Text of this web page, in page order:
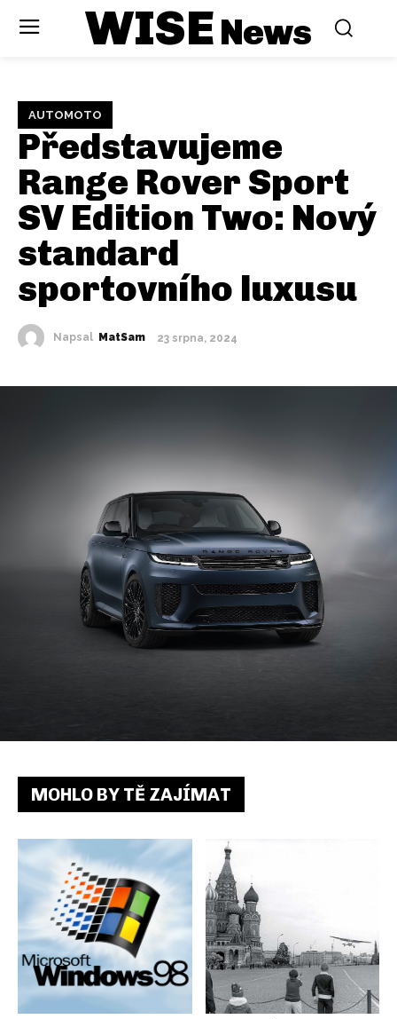
WISENews
AUTOMOTO
Představujeme
Range Rover Sport
SV Edition Two: Nový
standard
sportovního luxusu
Napsal MatSam 23 srpna, 2024
MOHLO BY TĚ ZAJÍMAT